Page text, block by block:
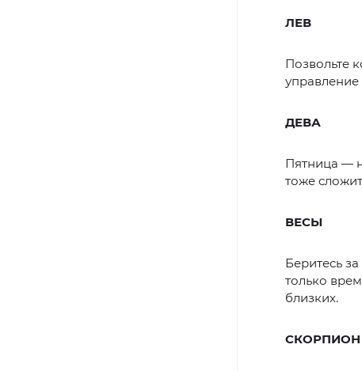
ЛЕВ
Позвольте
управление
ДЕВА
Пятница —
тоже
ВЕСЫ
Беритесь
только
близких.
СКОРПИОН